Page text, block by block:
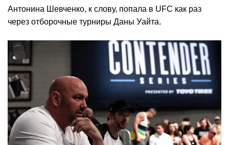
Антонина Шевченко, к слову, попала в UFC как раз
через отборочные турниры Даны Уайта.